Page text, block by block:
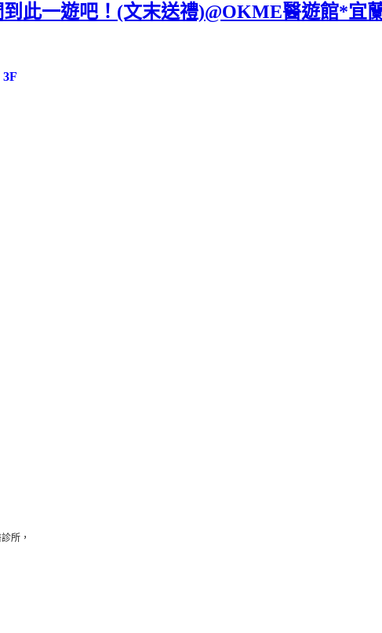
此一遊吧！(文末送禮)@OKME醫遊館*宜
所，